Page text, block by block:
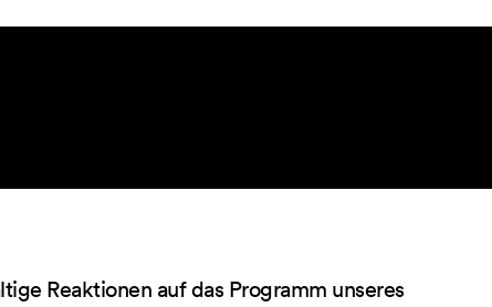
Reaktionen auf das Programm unseres